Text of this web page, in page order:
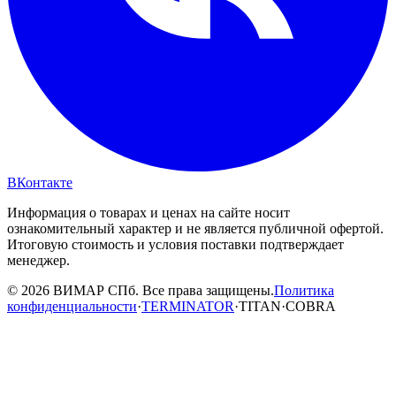
ВКонтакте
Информация о товарах и ценах на сайте носит
ознакомительный характер и не является публичной офертой.
Итоговую стоимость и условия поставки подтверждает
менеджер.
© 2026 ВИМАР СПб. Все права защищены.Политика
конфиденциальности·TERMINATOR·TITAN·COBRA